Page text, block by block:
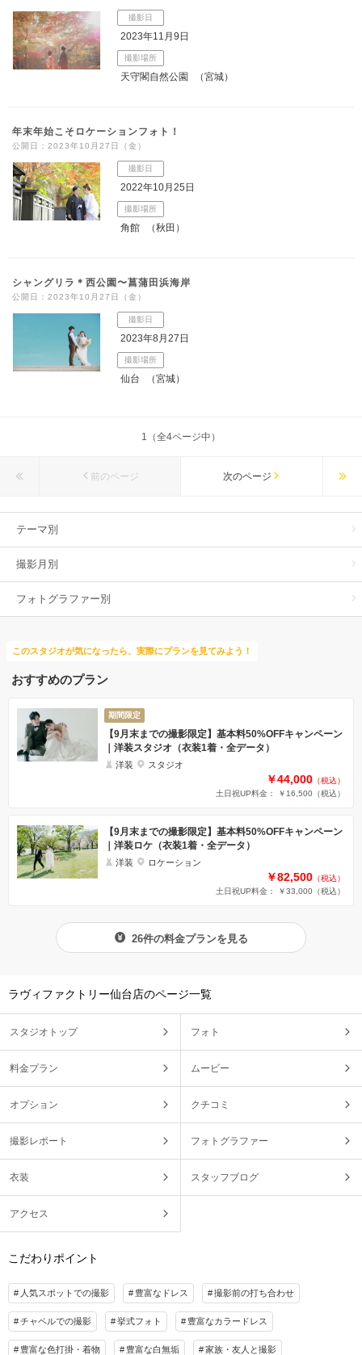
撮影日
2023年11月9日
撮影場所
天守閣自然公園 （宮城）
年末年始こそロケーションフォト！
公開日：2023年10月27日（金）
撮影日
2022年10月25日
撮影場所
角館 （秋田）
シャングリラ＊西公園〜菖蒲田浜海岸
公開日：2023年10月27日（金）
撮影日
2023年8月27日
撮影場所
仙台 （宮城）
1（全4ページ中）
前のページ 次のページ
テーマ別
撮影月別
フォトグラファー別
このスタジオが気になったら、実際にプランを見てみよう！
おすすめのプラン
期間限定
【9月末までの撮影限定】基本料50%OFFキャンペーン
｜洋装スタジオ（衣装1着・全データ）
洋装 スタジオ
￥44,000 （税込）
土日祝UP料金： ￥16,500 （税込）
【9月末までの撮影限定】基本料50%OFFキャンペーン
｜洋装ロケ（衣装1着・全データ）
洋装 ロケーション
￥82,500 （税込）
土日祝UP料金： ￥33,000 （税込）
26件の料金プランを見る
ラヴィファクトリー仙台店のページ一覧
スタジオトップ フォト
料金プラン ムービー
オプション クチコミ
撮影レポート フォトグラファー
衣装 スタッフブログ
アクセス
こだわりポイント
人気スポットでの撮影 豊富なドレス 撮影前の打ち合わせ
チャペルでの撮影 挙式フォト 豊富なカラードレス
豊富な色打掛・着物 豊富な白無垢 家族・友人と撮影